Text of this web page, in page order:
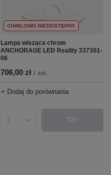
CHWILOWO NIEDOSTĘPNY
Lampa wisząca chrom
ANCHORAGE LED Reality 337301-
06
706,00 zł / szt.
+ Dodaj do porównania
Ilość produktów